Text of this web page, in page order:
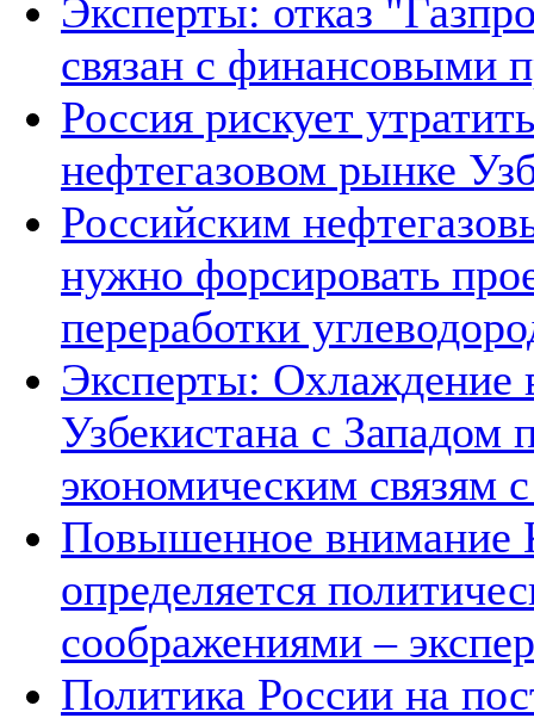
Эксперты: отказ
связан с финансовыми
Россия рискует
нефтегазовом рынке
Российским
нужно форсировать
переработки
Эксперты: Охлаждение
Узбекистана с
экономическим связям
Повышенное внимание
определяется
соображениями –
Политика России на